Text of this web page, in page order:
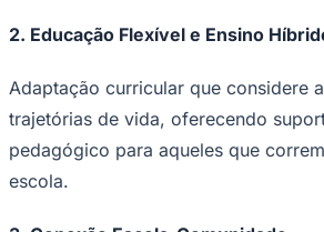
2. Educação Flexível e Ensino
Adaptação curricular que considere
trajetórias de vida, oferecendo
pedagógico para aqueles que
escola.